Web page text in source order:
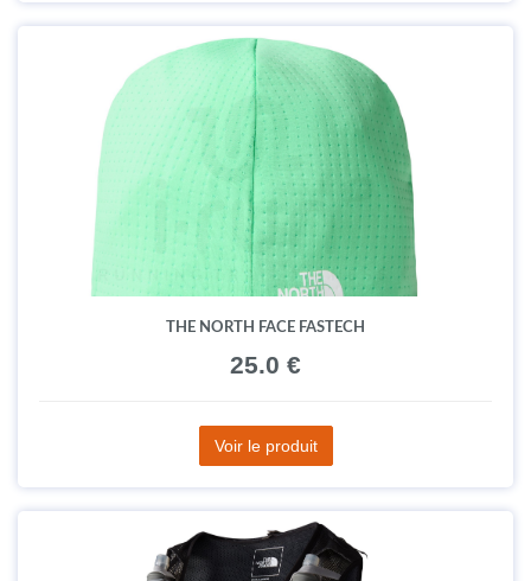
THE NORTH FACE FASTECH
25.0 €
Voir le produit